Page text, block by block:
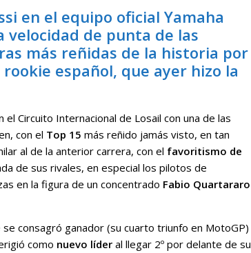
en el equipo oficial Yamaha
velocidad de punta de las
más reñidas de la historia por
español, que ayer hizo la
el Circuito Internacional de Losail con una de las
con el Top 15 más reñido jamás visto, en tan
al de la anterior carrera, con el favoritismo de
de sus rivales, en especial los pilotos de
en la figura de un concentrado Fabio Quartararo
consagró ganador (su cuarto triunfo en MotoGP)
como nuevo líder al llegar 2º por delante de su